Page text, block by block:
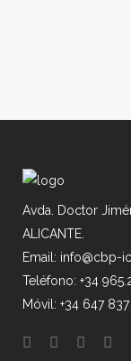
Avda. Doctor
ALICANTE.
Email: info@cbp-
Teléfono: +34
Móvil: +34 647